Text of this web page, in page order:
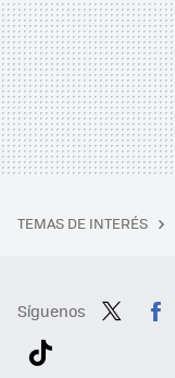
TEMAS DE INTERÉS
Síguenos